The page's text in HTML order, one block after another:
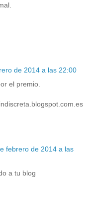
de 2014 a las 22:00
el premio.
febrero de 2014 a las
a tu blog